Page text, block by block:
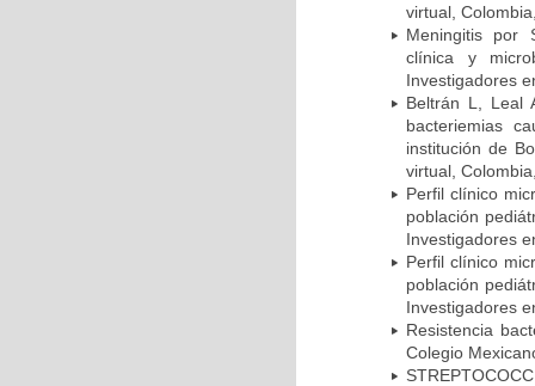
virtual,
Meningitis por
clínica y
Investigadores
Beltrán L, Leal
bacteriemias
institución de
virtual,
Perfil clínico
población
Investigadores
Perfil clínico
población
Investigadores
Resistencia
Colegio